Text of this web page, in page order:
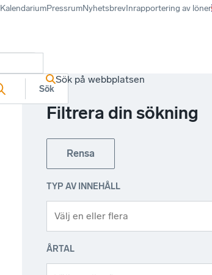
KalendariumPressrumNyhetsbrevInrapportering av löner
Sök på webbplatsen
Filtrera din sökning
Rensa
TYP AV INNEHÅLL
ÅRTAL
Sök